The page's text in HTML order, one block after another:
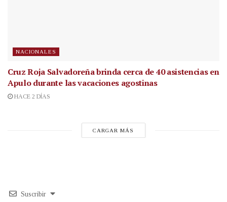
NACIONALES
Cruz Roja Salvadoreña brinda cerca de 40 asistencias en
Apulo durante las vacaciones agostinas
HACE 2 DÍAS
CARGAR MÁS
Suscribir